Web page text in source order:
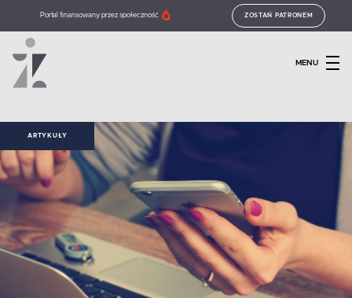
Portal finansowany przez społeczność ZOSTAŃ PATRONEM
MENU
ARTYKUŁY